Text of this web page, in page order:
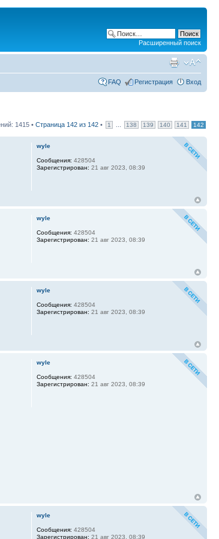
Расширенный поиск
FAQ Регистрация Вход
1415 • Страница 142 из 142 • 1 138 139 140 141 142
wyle
Сообщения: 428504
Зарегистрирован: 21 авг 2023, 08:39
wyle
Сообщения: 428504
Зарегистрирован: 21 авг 2023, 08:39
wyle
Сообщения: 428504
Зарегистрирован: 21 авг 2023, 08:39
wyle
Сообщения: 428504
Зарегистрирован: 21 авг 2023, 08:39
wyle
Сообщения: 428504
Зарегистрирован: 21 авг 2023, 08:39